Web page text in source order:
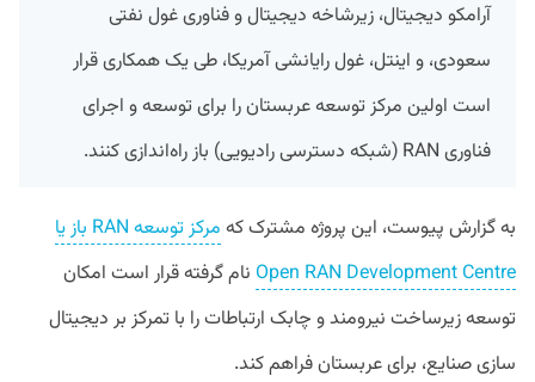
آرامکو دیجیتال، زیرشاخه دیجیتال و فناوری غول نفتی
سعودی، و اینتل، غول رایانشی آمریکا، طی یک همکاری قرار
است اولین مرکز توسعه عربستان را برای توسعه و اجرای
فناوری RAN (شبکه دسترسی رادیویی) باز راه‌اندازی کنند.
به گزارش پیوست، این پروژه مشترک که
مرکز توسعه RAN باز یا
Open RAN Development Centre نام گرفته قرار است امکان
توسعه زیرساخت نیرومند و چابک ارتباطات را با تمرکز بر دیجیتال
سازی صنایع، برای عربستان فراهم کند.